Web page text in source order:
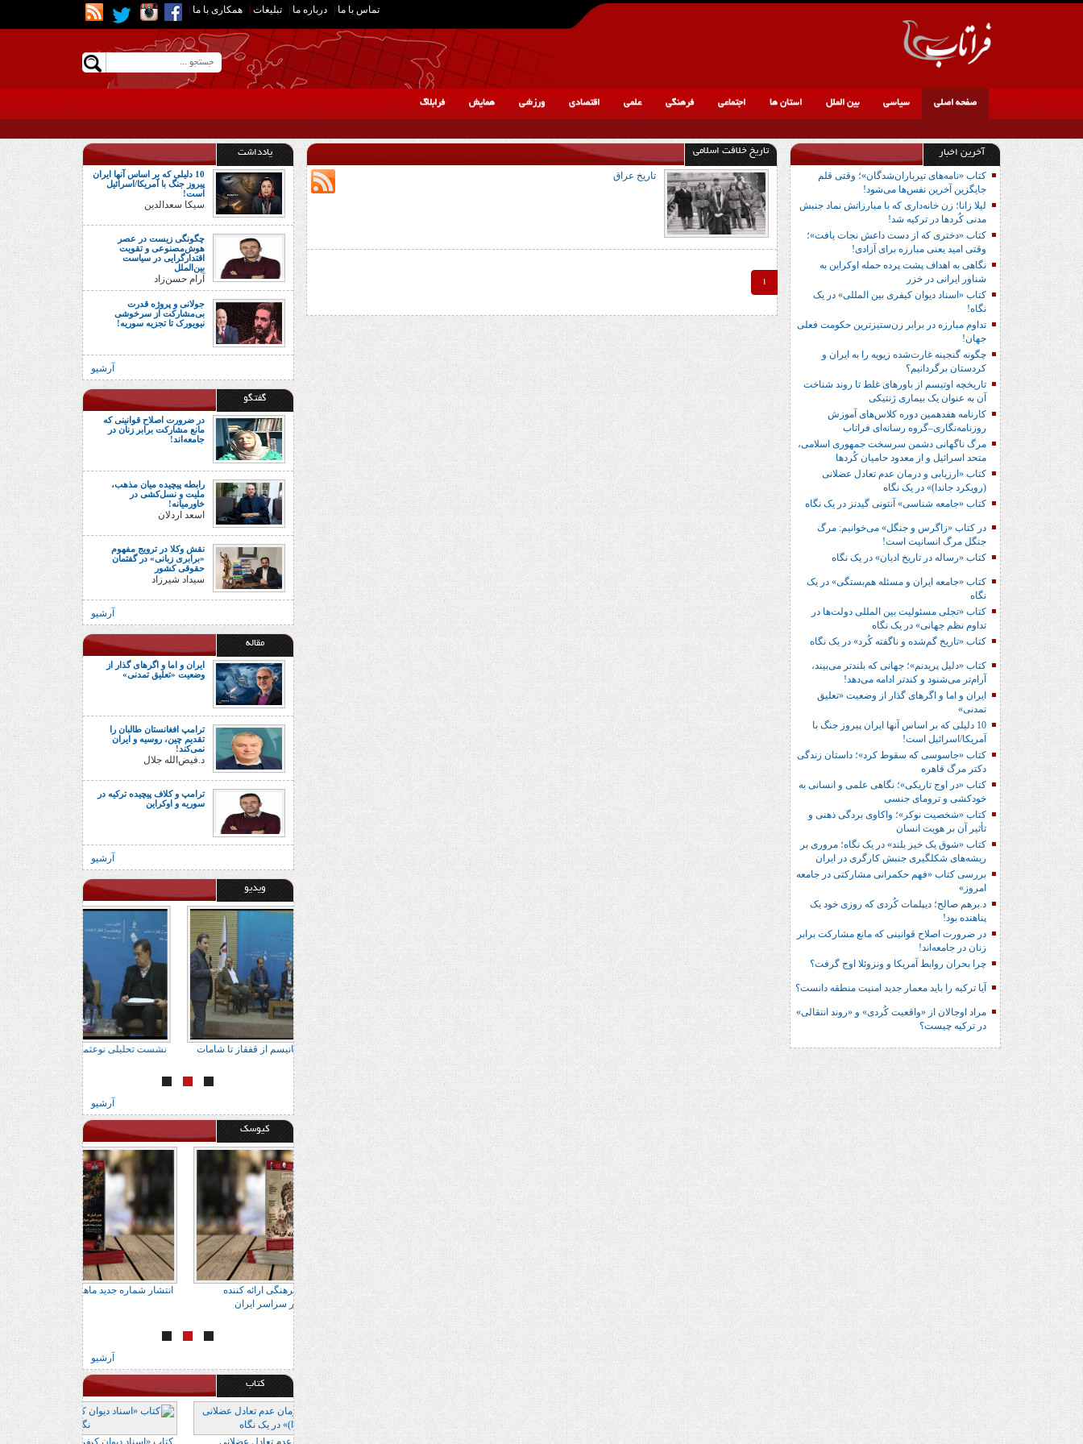
تماس با ما درباره ما تبلیغات همکاری با ما
صفحه اصلی سیاسی بین الملل استان ها اجتماعی فرهنگی علمی اقتصادی ورزشی همایش فرابلاگ
آخرین اخبار
کتاب «نامه‌های تیرباران‌شدگان»؛ وقتی قلم
جایگزین آخرین نفس‌ها می‌شود!
لیلا زانا؛ زن خانه‌داری که با مبارزاتش نماد جنبش
مدنی کُردها در ترکیه شد!
کتاب «دختری که از دست داعش نجات یافت»؛
وقتی امید یعنی مبارزه برای آزادی!
نگاهی به اهداف پشت پرده حمله اوکراین به
شناور ایرانی در خزر
کتاب «اسناد دیوان کیفری بین المللی» در یک
نگاه!
تداوم مبارزه در برابر زن‌ستیزترین حکومت فعلی
جهان!
چگونه گنجینه غارت‌شده زیویه را به ایران و
کردستان برگردانیم؟
تاریخچه اوتیسم از باورهای غلط تا روند شناخت
آن به عنوان یک بیماری ژنتیکی
کارنامه هفدهمین دوره کلاس‌های آموزش
روزنامه‌نگاری–گروه رسانه‌ای فراتاب
مرگ ناگهانی دشمن سرسخت جمهوری اسلامی،
متحد اسرائیل و از معدود حامیان کُردها
کتاب «ارزیابی و درمان عدم تعادل عضلانی
(رویکرد جاندا)» در یک نگاه
کتاب «جامعه شناسی» آنتونی گیدنز در یک نگاه
در کتاب «زاگرس و جنگل» می‌خوانیم: مرگ
جنگل مرگ انسانیت است!
کتاب «رساله در تاریخ ادیان» در یک نگاه
کتاب «جامعه ایران و مسئله هم‌بستگی» در یک
نگاه
کتاب «تجلی مسئولیت بین المللی دولت‌ها در
تداوم نظم جهانی» در یک نگاه
کتاب «تاریخ گم‌شده و ناگفته کُرد» در یک نگاه
کتاب «دلیل پریدنم»؛ جهانی که بلندتر می‌بیند،
آرام‌تر می‌شنود و کندتر ادامه می‌دهد!
ایران و اما و اگرهای گذار از وضعیت «تعلیق
تمدنی»
10 دلیلی که بر اساس آنها ایران پیروز جنگ با
آمریکا/اسرائیل است!
کتاب «جاسوسی که سقوط کرد»؛ داستان زندگی
دکتر مرگ قاهره
کتاب «در اوج تاریکی»؛ نگاهی علمی و انسانی به
خودکشی و ترومای جنسی
کتاب «شخصیت نوکر»؛ واکاوی بردگی ذهنی و
تأثیر آن بر هویت انسان
کتاب «شوق یک خیز بلند» در یک نگاه؛ مروری بر
ریشه‌های شکل‎گیری جنبش کارگری در ایران
بررسی کتاب «فهم حکمرانی مشارکتی در جامعه
امروز»
د.برهم صالح؛ دیپلمات کُردی که روزی خود یک
پناهنده بود!
در ضرورت اصلاح قوانینی که مانع مشارکت برابر
زنان در جامعه‌اند!
چرا بحران روابط آمریکا و ونزوئلا اوج گرفت؟
آیا ترکیه را باید معمار جدید امنیت منطقه دانست؟
مراد اوجالان از «واقعیت کُردی» و «روند انتقالی»
در ترکیه چیست؟
تاریخ خلافت اسلامی
تاریخ عراق
1
یادداشت
10 دلیلی که بر اساس آنها ایران
پیروز جنگ با آمریکا/اسرائیل
است!
سیکا سعدالدین
چگونگی زیست در عصر
هوش‌مصنوعی و تقویت
اقتدارگرایی در سیاست
بین‌الملل
آرام حسن‌زاد
جولانی و پروژه قدرت
بی‌مشارکت از سرخوشی
نیویورک تا تجزیه سوریه!
آرشیو
گفتگو
در ضرورت اصلاح قوانینی که
مانع مشارکت برابر زنان در
جامعه‌اند!
رابطه پیچیده میان مذهب،
ملیت و نسل‌کشی در
خاورمیانه!
اسعد اردلان
نقش وکلا در ترویج مفهوم
«برابری زبانی» در گفتمان
حقوقی کشور
سیداد شیرزاد
آرشیو
مقاله
ایران و اما و اگرهای گذار از
وضعیت «تعلیق تمدنی»
ترامپ افغانستان طالبان را
تقدیم چین، روسیه و ایران
نمی‌کند!
د.فیض‌الله جلال
ترامپ و کلاف پیچیده ترکیه در
سوریه و اوکراین
آرشیو
ویدیو
نشست تحلیلی نشست تحلیلی نوعثمانیسم از قفقاز تا شامات تحلیل بحران یمن در گفتوگو با منصور براتی
آرشیو
کیوسک
انتشار شماره
آدرس 22 مرکز معتبر فرهنگی ارائه کننده
ماهنامه فراتاب کُردی در سراسر ایران
شماره دوم ماهنامه الکترونیکی فراتاب
آرشیو
کتاب
کتاب «ارزیابی و درمان عدم تعادل عضلانی